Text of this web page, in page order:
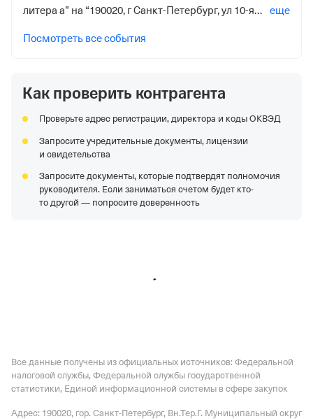
литера а” на “190020, г Санкт-Петербург, ул 10-я
еще
Посмотреть все события
Как проверить контрагента
Проверьте адрес регистрации, директора и коды ОКВЭД
Запросите учредительные документы, лицензии
и свидетельства
Запросите документы, которые подтвердят полномочия
руководителя. Если заниматься счетом будет кто-
то другой — попросите доверенность
Все данные получены из официальных источников: Федеральной
налоговой службы, Федеральной службы государственной
статистики, Единой информационной системы в сфере закупок
Адрес: 190020, гор. Санкт-Петербург, Вн.Тер.Г. Муниципальный округ